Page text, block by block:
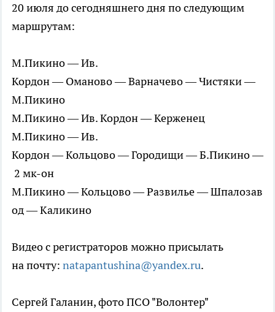
20 июля до сегодняшнего дня по следующим
маршрутам:
М.Пикино — Ив.
Кордон — Оманово — Варначево — Чистяки —
М.Пикино
М.Пикино — Ив. Кордон — Керженец
М.Пикино — Ив.
Кордон — Кольцово — Городищи — Б.Пикино —
2 мк-он
М.Пикино — Кольцово — Развилье — Шпалозав
од — Каликино
Видео с регистраторов можно присылать
на почту: natapantushina@yandex.ru.
Сергей Галанин, фото ПСО "Волонтер"